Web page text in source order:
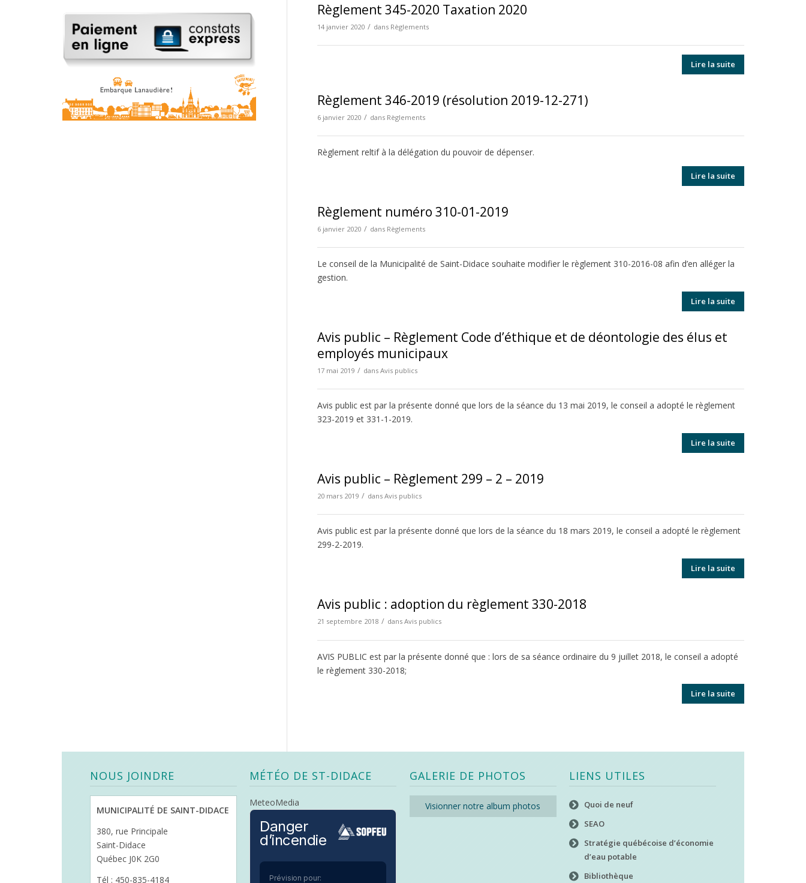
Règlement 345-2020 Taxation 2020
14 janvier 2020 / dans Règlements
Lire la suite
Règlement 346-2019 (résolution 2019-12-271)
6 janvier 2020 / dans Règlements
Règlement reltif à la délégation du pouvoir de dépenser.
Lire la suite
Règlement numéro 310-01-2019
6 janvier 2020 / dans Règlements
Le conseil de la Municipalité de Saint-Didace souhaite modifier le règlement 310-2016-08 afin d’en alléger la
gestion.
Lire la suite
Avis public – Règlement Code d’éthique et de déontologie des élus et
employés municipaux
17 mai 2019 / dans Avis publics
Avis public est par la présente donné que lors de la séance du 13 mai 2019, le conseil a adopté le règlement
323-2019 et 331-1-2019.
Lire la suite
Avis public – Règlement 299 – 2 – 2019
20 mars 2019 / dans Avis publics
Avis public est par la présente donné que lors de la séance du 18 mars 2019, le conseil a adopté le règlement
299-2-2019.
Lire la suite
Avis public : adoption du règlement 330-2018
21 septembre 2018 / dans Avis publics
AVIS PUBLIC est par la présente donné que : lors de sa séance ordinaire du 9 juillet 2018, le conseil a adopté
le règlement 330-2018;
Lire la suite
NOUS JOINDRE
MUNICIPALITÉ DE SAINT-DIDACE
380, rue Principale
Saint-Didace
Québec J0K 2G0
Tél : 450-835-4184
MÉTÉO DE ST-DIDACE
MeteoMedia
Danger
d’incendie
Prévision pour:
GALERIE DE PHOTOS
Visionner notre album photos
LIENS UTILES
Quoi de neuf
SEAO
Stratégie québécoise d’économie
d’eau potable
Bibliothèque